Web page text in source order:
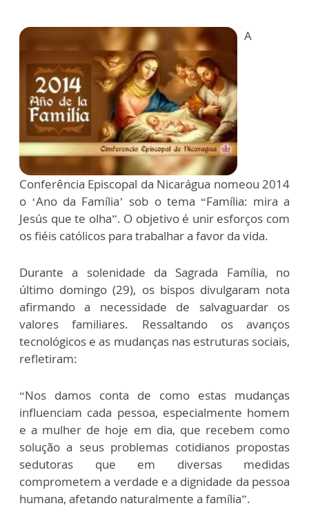
A
Conferência Episcopal da Nicarágua nomeou 2014
o ‘Ano da Família’ sob o tema “Família: mira a
Jesús que te olha”. O objetivo é unir esforços com
os fiéis católicos para trabalhar a favor da vida.
Durante a solenidade da Sagrada Família, no
último domingo (29), os bispos divulgaram nota
afirmando a necessidade de salvaguardar os
valores familiares. Ressaltando os avanços
tecnológicos e as mudanças nas estruturas sociais,
refletiram:
“Nos damos conta de como estas mudanças
influenciam cada pessoa, especialmente homem
e a mulher de hoje em dia, que recebem como
solução a seus problemas cotidianos propostas
sedutoras que em diversas medidas
comprometem a verdade e a dignidade da pessoa
humana, afetando naturalmente a família”.